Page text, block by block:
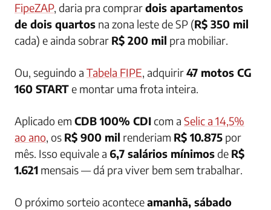
FipeZAP, daria pra comprardois apartamentos
de dois quartos na zona leste de SP (R$ 350 mil
cada) e ainda sobrar R$ 200 mil pra mobiliar.
Ou, seguindo a Tabela FIPE, adquirir47 motos CG
160 STARTe montar uma frota inteira.
Aplicado em CDB 100% CDIcom a Selic a 14,5%
ao ano, os R$ 900 mil renderiam R$ 10.875 por
mês. Isso equivale a 6,7 salários mínimosde R$
1.621 mensais — dá pra viver bem sem trabalhar.
O próximo sorteio aconteceamanhã, sábado